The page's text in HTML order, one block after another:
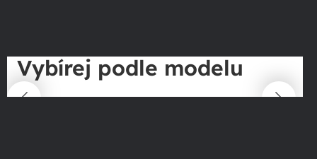
Vybírej podle modelu